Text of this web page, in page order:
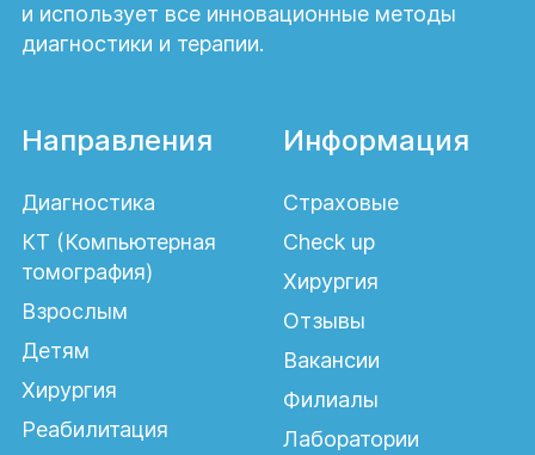
и использует все инновационные методы
диагностики и терапии.
Направления
Диагностика
КТ (Компьютерная
томография)
Взрослым
Детям
Хирургия
Реабилитация
Информация
Страховые
Check up
Хирургия
Отзывы
Вакансии
Филиалы
Лаборатории